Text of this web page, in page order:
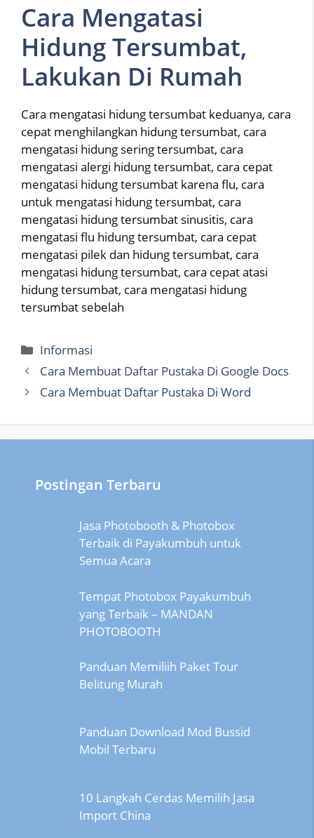
Cara Mengatasi
Hidung Tersumbat,
Lakukan Di Rumah
Cara mengatasi hidung tersumbat keduanya, cara
cepat menghilangkan hidung tersumbat, cara
mengatasi hidung sering tersumbat, cara
mengatasi alergi hidung tersumbat, cara cepat
mengatasi hidung tersumbat karena flu, cara
untuk mengatasi hidung tersumbat, cara
mengatasi hidung tersumbat sinusitis, cara
mengatasi flu hidung tersumbat, cara cepat
mengatasi pilek dan hidung tersumbat, cara
mengatasi hidung tersumbat, cara cepat atasi
hidung tersumbat, cara mengatasi hidung
tersumbat sebelah
Categories
Informasi
Cara Membuat Daftar Pustaka Di Google Docs
Cara Membuat Daftar Pustaka Di Word
Postingan Terbaru
Jasa Photobooth & Photobox
Terbaik di Payakumbuh untuk
Semua Acara
Tempat Photobox Payakumbuh
yang Terbaik – MANDAN
PHOTOBOOTH
Panduan Memiliih Paket Tour
Belitung Murah
Panduan Download Mod Bussid
Mobil Terbaru
10 Langkah Cerdas Memilih Jasa
Import China